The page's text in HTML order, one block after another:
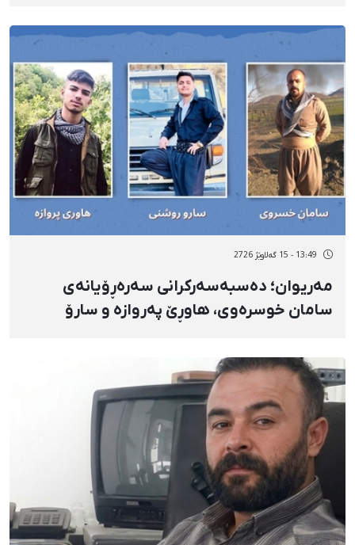
بۆ شەش کەس زیادی کرد
13:49 - 15 گەلاوێژ 2726
مەریوان؛ دەسبەسەرکرانی سەرەڕۆیانەی
سامان خوسرەوی، هاوڕێ پەروازە و سارۆ
گواستنەوەیان بۆ شوێنێکی نادیار